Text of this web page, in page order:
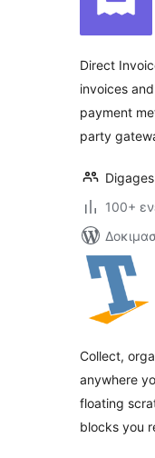
Direct
invoices
payment
party
Digages
100+
Collect,
anywhere
floating
blocks you